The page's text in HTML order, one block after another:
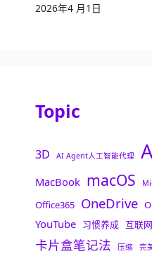
2026年4 月1日
Topic
3D AI Agent人工智能代理
MacBook macOS
Office365 OneDrive
YouTube 习惯养成 互联
卡片盒笔记法 压缩 完